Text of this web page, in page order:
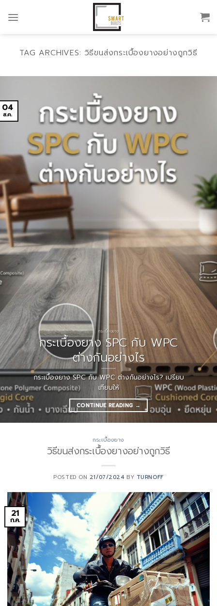
TAG ARCHIVES: วิธีขนส่งกระเบื้องยางอย่างถูกวิธี
กระเบื้องยาง
กระเบื้องยาง SPC กับ WPC
ต่างกันอย่างไร
กระเบื้องยาง SPC กับ WPC ต่างกันอย่างไร? เปรียบ
เทียบให้
CONTINUE READING →
04
ส.ค.
กระเบื้องยาง
วิธีขนส่งกระเบื้องยางอย่างถูกวิธี
POSTED ON 21/07/2024BY TURNOFF
21
ก.ค.